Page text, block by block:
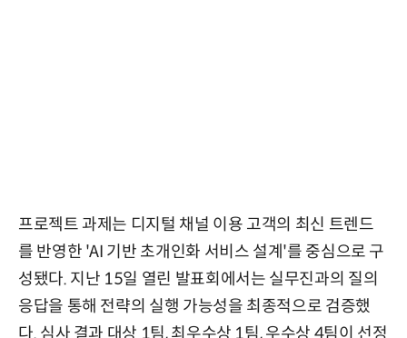
프로젝트 과제는 디지털 채널 이용 고객의 최신 트렌드
를 반영한 'AI 기반 초개인화 서비스 설계'를 중심으로 구
성됐다. 지난 15일 열린 발표회에서는 실무진과의 질의
응답을 통해 전략의 실행 가능성을 최종적으로 검증했
다. 심사 결과 대상 1팀, 최우수상 1팀, 우수상 4팀이 선정